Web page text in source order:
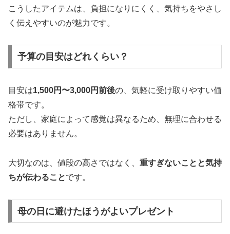
こうしたアイテムは、負担になりにくく、気持ちをやさし
く伝えやすいのが魅力です。
予算の目安はどれくらい？
目安は1,500円〜3,000円前後の、気軽に受け取りやすい価
格帯です。
ただし、家庭によって感覚は異なるため、無理に合わせる
必要はありません。
大切なのは、値段の高さではなく、 重すぎないことと気持
ちが伝わることです。
母の日に避けたほうがよいプレゼント